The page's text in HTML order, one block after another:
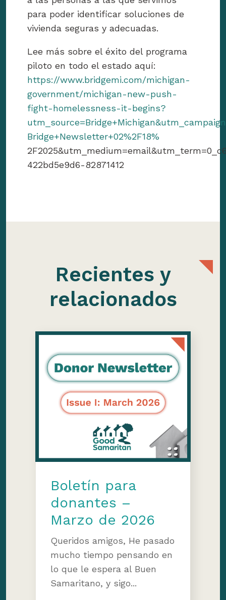
para poder identificar soluciones de
vivienda seguras y adecuadas.
Lee más sobre el éxito del programa
piloto en todo el estado aquí:
https://www.bridgemi.com/michigan-
government/michigan-new-push-
fight-homelessness-it-begins?
Bridge+Newsletter+02%2F18%
422bd5e9d6-82871412
Recientes y
relacionados
Boletín para
donantes –
Marzo de 2026
Queridos amigos, He pasado
mucho tiempo pensando en
lo que le espera al Buen
Samaritano, y sigo...